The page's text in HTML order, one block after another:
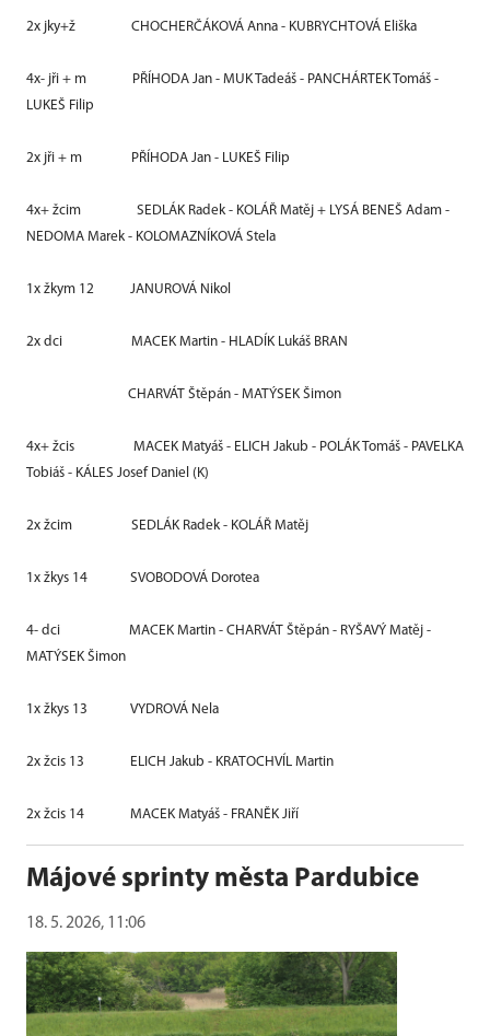
2x jky+ž CHOCHERČÁKOVÁ Anna - KUBRYCHTOVÁ Eliška
4x- jři + m
PŘÍHODA Jan - MUK Tadeáš - PANCHÁRTEK Tomáš -
LUKEŠ Filip
2x jři + m PŘÍHODA Jan - LUKEŠ Filip
4x+ žcim
SEDLÁK Radek - KOLÁŘ Matěj + LYSÁ BENEŠ Adam -
NEDOMA Marek - KOLOMAZNÍKOVÁ Stela
1x žkym 12 JANUROVÁ Nikol
2x dci MACEK Martin - HLADÍK Lukáš BRAN
CHARVÁT Štěpán - MATÝSEK Šimon
4x+ žcis
MACEK Matyáš - ELICH Jakub - POLÁK Tomáš - PAVELKA
Tobiáš - KÁLES Josef Daniel (K)
2x žcim SEDLÁK Radek - KOLÁŘ Matěj
1x žkys 14 SVOBODOVÁ Dorotea
4- dci
MACEK Martin - CHARVÁT Štěpán - RYŠAVÝ Matěj -
MATÝSEK Šimon
1x žkys 13 VYDROVÁ Nela
2x žcis 13 ELICH Jakub - KRATOCHVÍL Martin
2x žcis 14 MACEK Matyáš - FRANĚK Jiří
Májové sprinty města Pardubice
18. 5. 2026, 11:06